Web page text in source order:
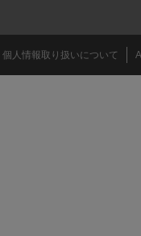
個人情報取り扱いについて